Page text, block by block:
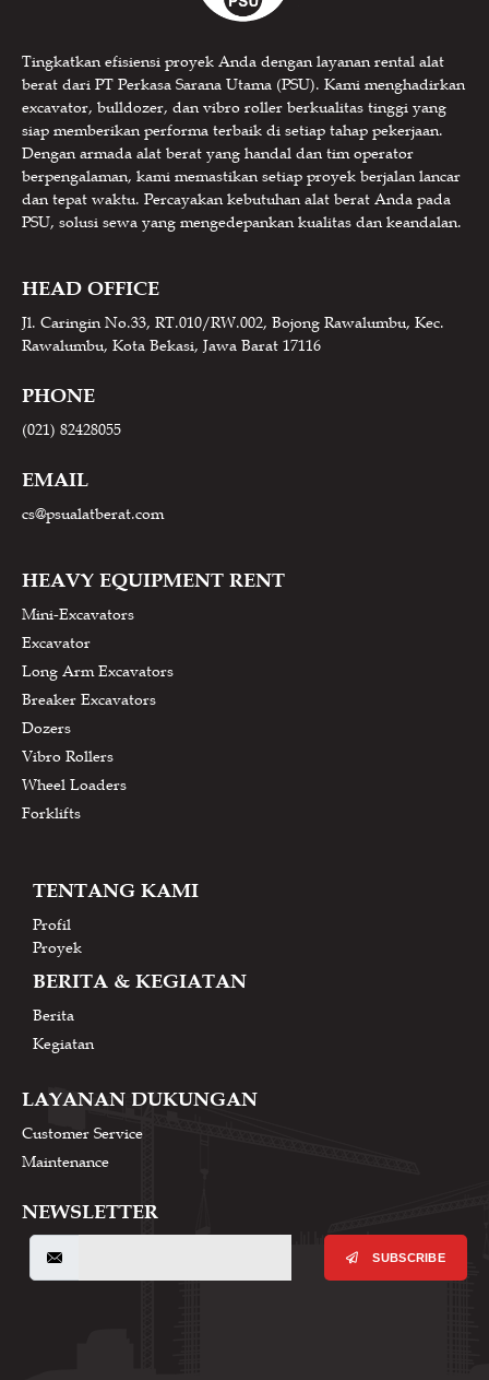
Tingkatkan efisiensi proyek Anda dengan layanan rental alat
berat dari PT Perkasa Sarana Utama (PSU). Kami menghadirkan
excavator, bulldozer, dan vibro roller berkualitas tinggi yang
siap memberikan performa terbaik di setiap tahap pekerjaan.
Dengan armada alat berat yang handal dan tim operator
berpengalaman, kami memastikan setiap proyek berjalan lancar
dan tepat waktu. Percayakan kebutuhan alat berat Anda pada
PSU, solusi sewa yang mengedepankan kualitas dan keandalan.
HEAD OFFICE
Jl. Caringin No.33, RT.010/RW.002, Bojong Rawalumbu, Kec.
Rawalumbu, Kota Bekasi, Jawa Barat 17116
PHONE
(021) 82428055
EMAIL
cs@psualatberat.com
HEAVY EQUIPMENT RENT
Mini-Excavators
Excavator
Long Arm Excavators
Breaker Excavators
Dozers
Vibro Rollers
Wheel Loaders
Forklifts
TENTANG KAMI
Profil
Proyek
BERITA & KEGIATAN
Berita
Kegiatan
LAYANAN DUKUNGAN
Customer Service
Maintenance
NEWSLETTER
SUBSCRIBE